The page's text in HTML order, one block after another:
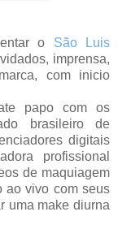
o São Luis
imprensa,
com inicio
papo com os
brasileiro de
digitais
profissional
de maquiagem
ao vivo com seus
uma make diurna